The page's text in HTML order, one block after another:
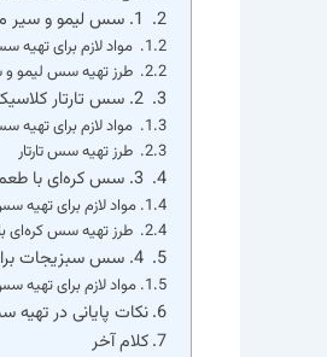
مواد لازم برای تهیه
طرز تهیه سس لیمو و
2. سس تارتار کلاسیک برای غذای دریایی
مواد لازم برای تهیه
طرز تهیه سس تارتار
مواد لازم برای تهیه
طرز تهیه سس کره‌ای
4. سس سبزیجات برای غذای دریایی
مواد لازم برای تهیه
نکات پایانی در
کلام آخر